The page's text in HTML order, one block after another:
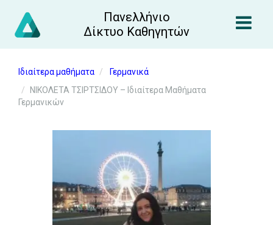
Πανελλήνιο
Δίκτυο Καθηγητών
Ιδιαίτερα μαθήματα
Γερμανικά
ΝΙΚΟΛΕΤΑ ΤΣΙΡΤΣΙΔΟΥ – Ιδιαίτερα Μαθήματα
Γερμανικών